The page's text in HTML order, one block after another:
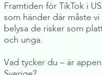
Framtiden för TikTok i
som händer där måste
belysa de risker som
och unga.
Vad tycker du – är